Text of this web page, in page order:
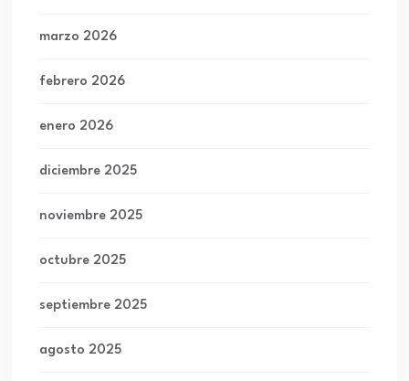
marzo 2026
febrero 2026
enero 2026
diciembre 2025
noviembre 2025
octubre 2025
septiembre 2025
agosto 2025